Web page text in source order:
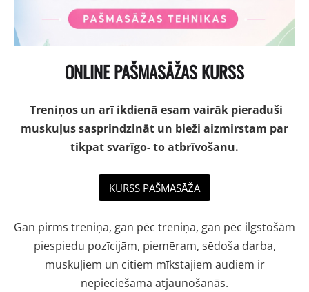
ONLINE PAŠMASĀŽAS KURSS
Treniņos un arī ikdienā esam vairāk pieraduši
muskuļus sasprindzināt un bieži aizmirstam par
tikpat svarīgo- to atbrīvošanu.
KURSS PAŠMASĀŽA
Gan pirms treniņa, gan pēc treniņa, gan pēc ilgstošām
piespiedu pozīcijām, piemēram, sēdoša darba,
muskuļiem un citiem mīkstajiem audiem ir
nepieciešama atjaunošanās.